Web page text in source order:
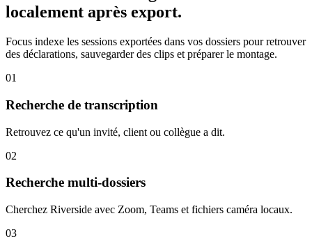
localement après export.
Focus indexe les sessions exportées dans vos dossiers pour retrouver
des déclarations, sauvegarder des clips et préparer le montage.
01
Recherche de transcription
Retrouvez ce qu'un invité, client ou collègue a dit.
02
Recherche multi-dossiers
Cherchez Riverside avec Zoom, Teams et fichiers caméra locaux.
03